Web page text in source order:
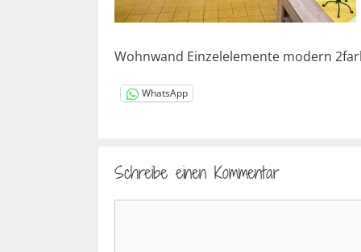
Wohnwand Einzelelemente modern
WhatsApp
Schreibe einen Kommentar